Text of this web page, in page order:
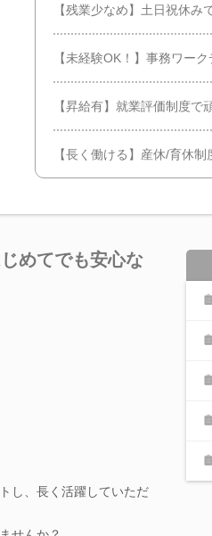
【残業少なめ】土日祝休み
【未経験OK！】事務ワー
【昇給有】就業評価制度で
【長く働ける】産休/育休
めてでも安心な
し、長く活躍していただ